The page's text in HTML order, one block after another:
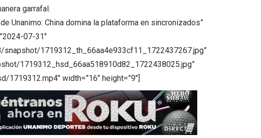
garrafal.
Unanimo: China domina la plataforma en sincronizados”
07-31″
1719312_th_66aa4e933cf11_1722437267.jpg”
1719312_hsd_66aa518910d82_1722438025.jpg”
width=”16″ height=”9″]